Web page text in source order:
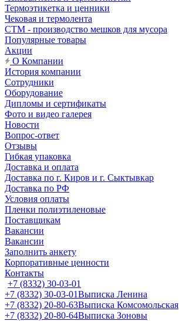
Термоэтикетка и ценники
Чековая и термолента
СТМ - производство мешков для мусора
Популярные товары
Акции
О Компании
История компании
Сотрудники
Оборудование
Дипломы и сертификаты
Фото и видео галерея
Новости
Вопрос-ответ
Отзывы
Гибкая упаковка
Доставка и оплата
Доставка по г. Киров и г. Сыктывкар
Доставка по РФ
Условия оплаты
Пленки полиэтиленовые
Поставщикам
Вакансии
Вакансии
Заполнить анкету
Корпоративные ценности
Контакты
+7 (8332) 30-03-01
+7 (8332) 30-03-01Выписка Ленина
+7 (8332) 20-80-63Выписка Комсомольская
+7 (8332) 20-80-64Выписка Зоновы